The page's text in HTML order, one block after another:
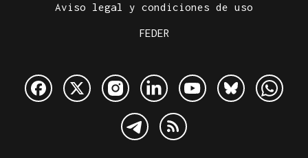
Aviso legal y condiciones de uso
FEDER